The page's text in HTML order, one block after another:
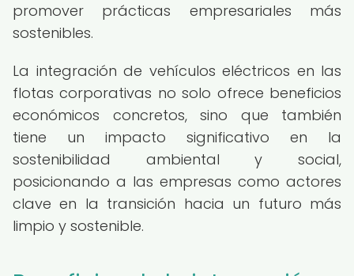
promover prácticas empresariales más
sostenibles.
La integración de vehículos eléctricos en las
flotas corporativas no solo ofrece beneficios
económicos concretos, sino que también
tiene un impacto significativo en la
sostenibilidad ambiental y social,
posicionando a las empresas como actores
clave en la transición hacia un futuro más
limpio y sostenible.